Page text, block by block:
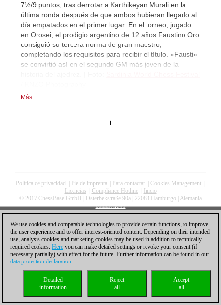
7½/9 puntos, tras derrotar a Karthikeyan Murali en la
última ronda después de que ambos hubieran llegado al
día empatados en el primer lugar. En el torneo, jugado
en Orosei, el prodigio argentino de 12 años Faustino Oro
consiguió su tercera norma de gran maestro,
completando los requisitos para recibir el título. «Fausti»
se convirtió así en el segundo GM más joven de la
Más...
1
Política de privacidad Pie de imprenta Para contactar Cookies Management
Licencias
Compliance Hotline|
Inicio
© 2017 ChessBase GmbH | Osterbekstraße 90a | 22083 Hamburgo | Alemania
coldest news
We use cookies and comparable technologies to provide certain functions, to improve
the user experience and to offer interest-oriented content. Depending on their intended
use, analysis cookies and marketing cookies may be used in addition to technically
required cookies. Here you can make detailed settings or revoke your consent (if
necessary partially) with effect for the future. Further information can be found in our
data protection declaration.
Accept
all
Reject
all
Detailed
information